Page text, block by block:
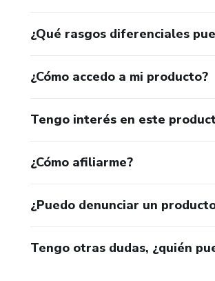
¿Qué rasgos diferenciales
¿Cómo accedo a mi producto?
Tengo interés en este
¿Cómo afiliarme?
¿Puedo denunciar un
Tengo otras dudas, ¿quién